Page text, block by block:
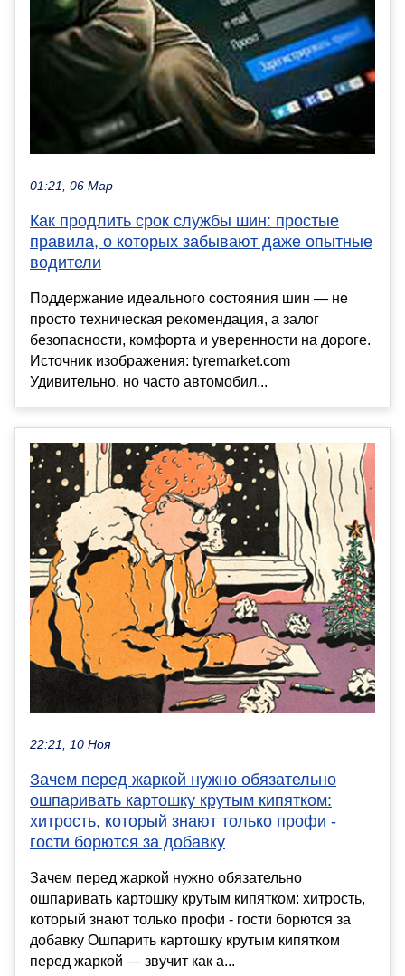
01:21, 06 Мар
Как продлить срок службы шин: простые
правила, о которых забывают даже опытные
водители
Поддержание идеального состояния шин — не
просто техническая рекомендация, а залог
безопасности, комфорта и уверенности на дороге.
Источник изображения: tyremarket.com
Удивительно, но часто автомобил...
22:21, 10 Ноя
Зачем перед жаркой нужно обязательно
ошпаривать картошку крутым кипятком:
хитрость, который знают только профи -
гости борются за добавку
Зачем перед жаркой нужно обязательно
ошпаривать картошку крутым кипятком: хитрость,
который знают только профи - гости борются за
добавку Ошпарить картошку крутым кипятком
перед жаркой — звучит как а...